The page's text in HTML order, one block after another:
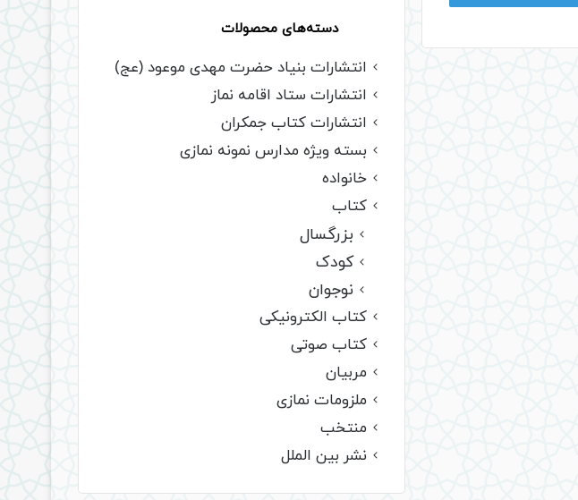
دسته‌های محصولات
انتشارات بنیاد حضرت مهدی موعود (عج)
انتشارات ستاد اقامه نماز
انتشارات کتاب جمکران
بسته ویژه مدارس نمونه نمازی
خانواده
کتاب
بزرگسال
کودک
نوجوان
کتاب الکترونیکی
کتاب صوتی
مربیان
ملزومات نمازی
منتخب
نشر بین الملل